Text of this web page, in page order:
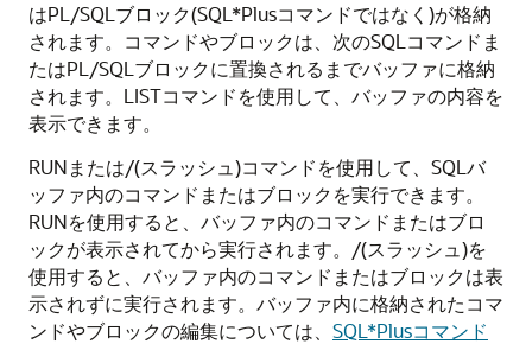
はPL/SQLブロック(SQL*Plusコマンドではなく)が格納
されます。コマンドやブロックは、次のSQLコマンドま
たはPL/SQLブロックに置換されるまでバッファに格納
されます。LISTコマンドを使用して、バッファの内容を
表示できます。
RUNまたは/(スラッシュ)コマンドを使用して、SQLバ
ッファ内のコマンドまたはブロックを実行できます。
RUNを使用すると、バッファ内のコマンドまたはブロ
ックが表示されてから実行されます。/(スラッシュ)を
使用すると、バッファ内のコマンドまたはブロックは表
示されずに実行されます。バッファ内に格納されたコマ
ンドやブロックの編集については、 SQL*Plusコマンド